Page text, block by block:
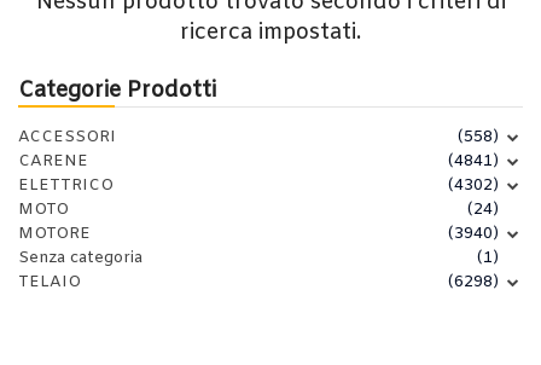
Categorie Prodotti
ACCESSORI
(558)
CARENE
(4841)
ELETTRICO
(4302)
MOTO
(24)
MOTORE
(3940)
Senza categoria
(1)
TELAIO
(6298)
ricerca impostati.